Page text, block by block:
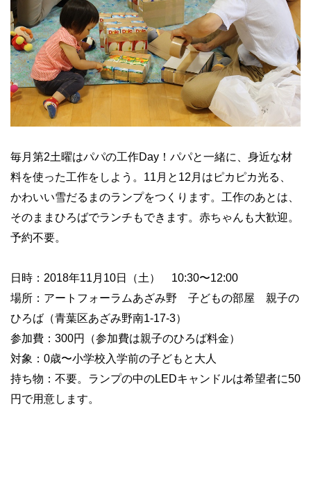
毎月第2土曜はパパの工作Day！パパと一緒に、身近な材
料を使った工作をしよう。11月と12月はピカピカ光る、
かわいい雪だるまのランプをつくります。工作のあとは、
そのままひろばでランチもできます。赤ちゃんも大歓迎。
予約不要。
日時：2018年11月10日（土） 10:30〜12:00
場所：アートフォーラムあざみ野 子どもの部屋 親子の
ひろば（青葉区あざみ野南1-17-3）
参加費：300円（参加費は親子のひろば料金）
対象：0歳〜小学校入学前の子どもと大人
持ち物：不要。ランプの中のLEDキャンドルは希望者に50
円で用意します。